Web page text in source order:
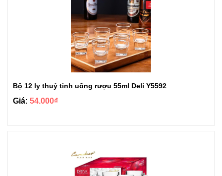
Bộ 12 ly thuỷ tinh uống rượu 55ml Deli Y5592
Giá: 54.000₫